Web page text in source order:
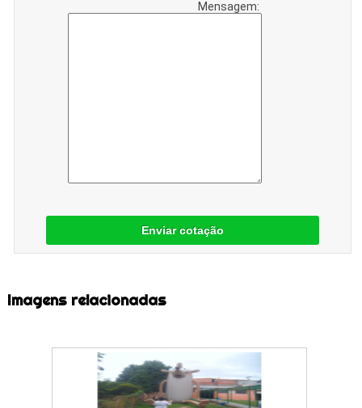
Mensagem:
Enviar cotação
Imagens relacionadas